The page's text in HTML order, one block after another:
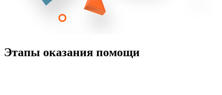
Этапы оказания помощи